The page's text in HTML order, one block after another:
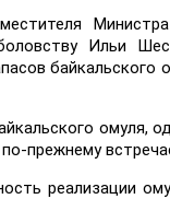
Ильи
байкальского
омуля,
прежнему
реализации